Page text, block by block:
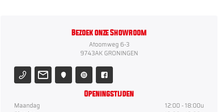
Bezoek onze Showroom
Atoomweg 6-3
9743AK GRONINGEN
Openingstijden
Maandag
12:00 - 18:00u